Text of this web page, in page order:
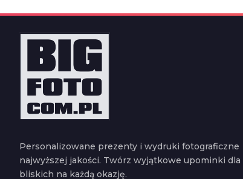
Personalizowane prezenty i wydruki fotograficzne
najwyższej jakości. Twórz wyjątkowe upominki dla
bliskich na każdą okazję.